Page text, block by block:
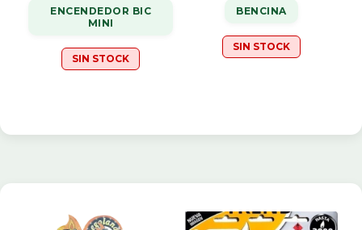
ENCENDEDOR BIC
MINI
SIN STOCK
BENCINA
SIN STOCK